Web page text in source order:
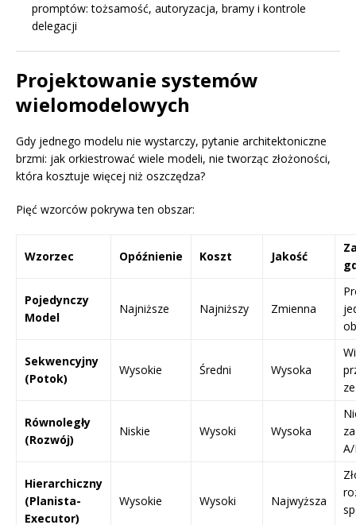
promptów: tożsamość, autoryzacja, bramy i kontrole
delegacji
Projektowanie systemów
wielomodelowych
Gdy jednego modelu nie wystarczy, pytanie architektoniczne
brzmi: jak orkiestrować wiele modeli, nie tworząc złożoności,
która kosztuje więcej niż oszczędza?
Pięć wzorców pokrywa ten obszar:
Wzorzec Opóźnienie Koszt Jakość
Pojedynczy
Model
Najniższe Najniższy Zmienna
Sekwencyjny
(Potok)
Wysokie Średni Wysoka
Równoległy
(Rozwój)
Niskie Wysoki Wysoka
Hierarchiczny
(Planista-
Executor)
Wysokie Wysoki Najwyższa